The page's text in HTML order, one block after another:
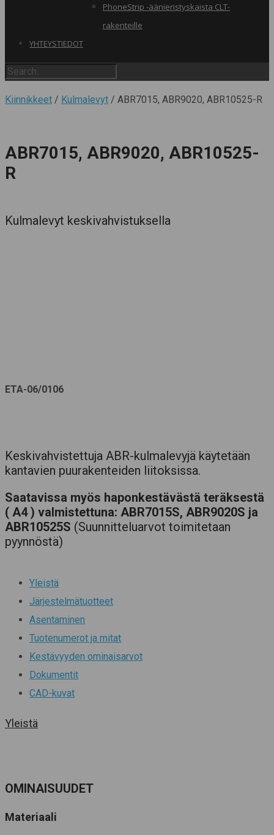
PhoneStrip -äänieristyskaista CLT-
rakenteille
YHTEYSTIEDOT
Kiinnikkeet / Kulmalevyt / ABR7015, ABR9020, ABR10525-R
ABR7015, ABR9020, ABR10525-
R
Kulmalevyt keskivahvistuksella
ETA-06/0106
Keskivahvistettuja ABR-kulmalevyjä käytetään
kantavien puurakenteiden liitoksissa.
Saatavissa myös haponkestävästä teräksestä
( A4 ) valmistettuna: ABR7015S, ABR9020S ja
ABR10525S (Suunnitteluarvot toimitetaan
pyynnöstä)
Yleistä
Järjestelmätuotteet
Asentaminen
Tuotenumerot ja mitat
Kestävyyden ominaisarvot
Dokumentit
CAD-kuvat
Yleistä
OMINAISUUDET
Materiaali